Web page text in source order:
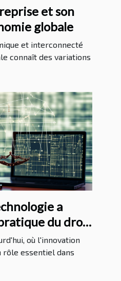
et son
globale
et interconnecté
connaît des variations
a
du droit
où l'innovation
rôle essentiel dans